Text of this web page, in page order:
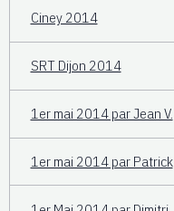
Ciney 2014
SRT Dijon 2014
1er mai 2014 par Jean V.
1er mai 2014 par Patrick